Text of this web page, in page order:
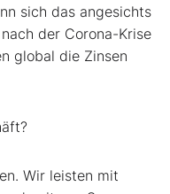
sich das angesichts
der Corona-Krise
global die Zinsen
Wir leisten mit